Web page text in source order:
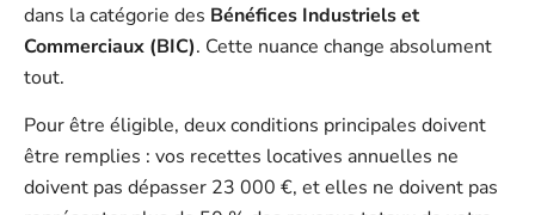
dans la catégorie des Bénéfices Industriels et
Commerciaux (BIC). Cette nuance change absolument
tout.
Pour être éligible, deux conditions principales doivent
être remplies : vos recettes locatives annuelles ne
doivent pas dépasser 23 000 €, et elles ne doivent pas